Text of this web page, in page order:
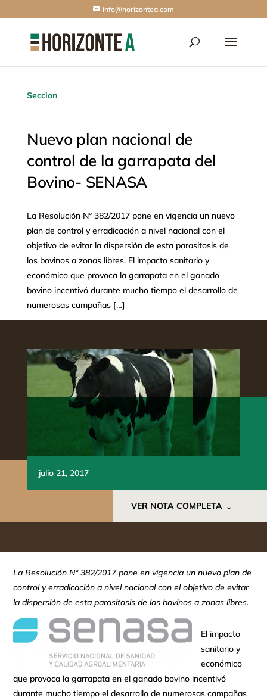
info@horizontea.com
Seccion
Nuevo plan nacional de
control de la garrapata del
Bovino- SENASA
La Resolución N° 382/2017 pone en vigencia un nuevo
plan de control y erradicación a nivel nacional con el
objetivo de evitar la dispersión de esta parasitosis de
los bovinos a zonas libres. El impacto sanitario y
económico que provoca la garrapata en el ganado
bovino incentivó durante mucho tiempo el desarrollo de
numerosas campañas […]
julio 21, 2017
VER NOTA COMPLETA
La Resolución N° 382/2017 pone en vigencia un nuevo plan de
control y erradicación a nivel nacional con el objetivo de evitar
la dispersión de esta parasitosis de los bovinos a zonas libres.
El impacto
sanitario y
económico
que provoca la garrapata en el ganado bovino incentivó
durante mucho tiempo el desarrollo de numerosas campañas